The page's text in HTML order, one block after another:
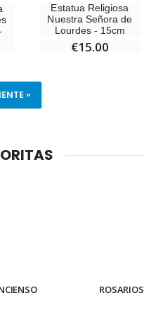
Estatua Religiosa
Nuestra Señora de
Lourdes - 15cm
€15.00
»
ROSARIOS